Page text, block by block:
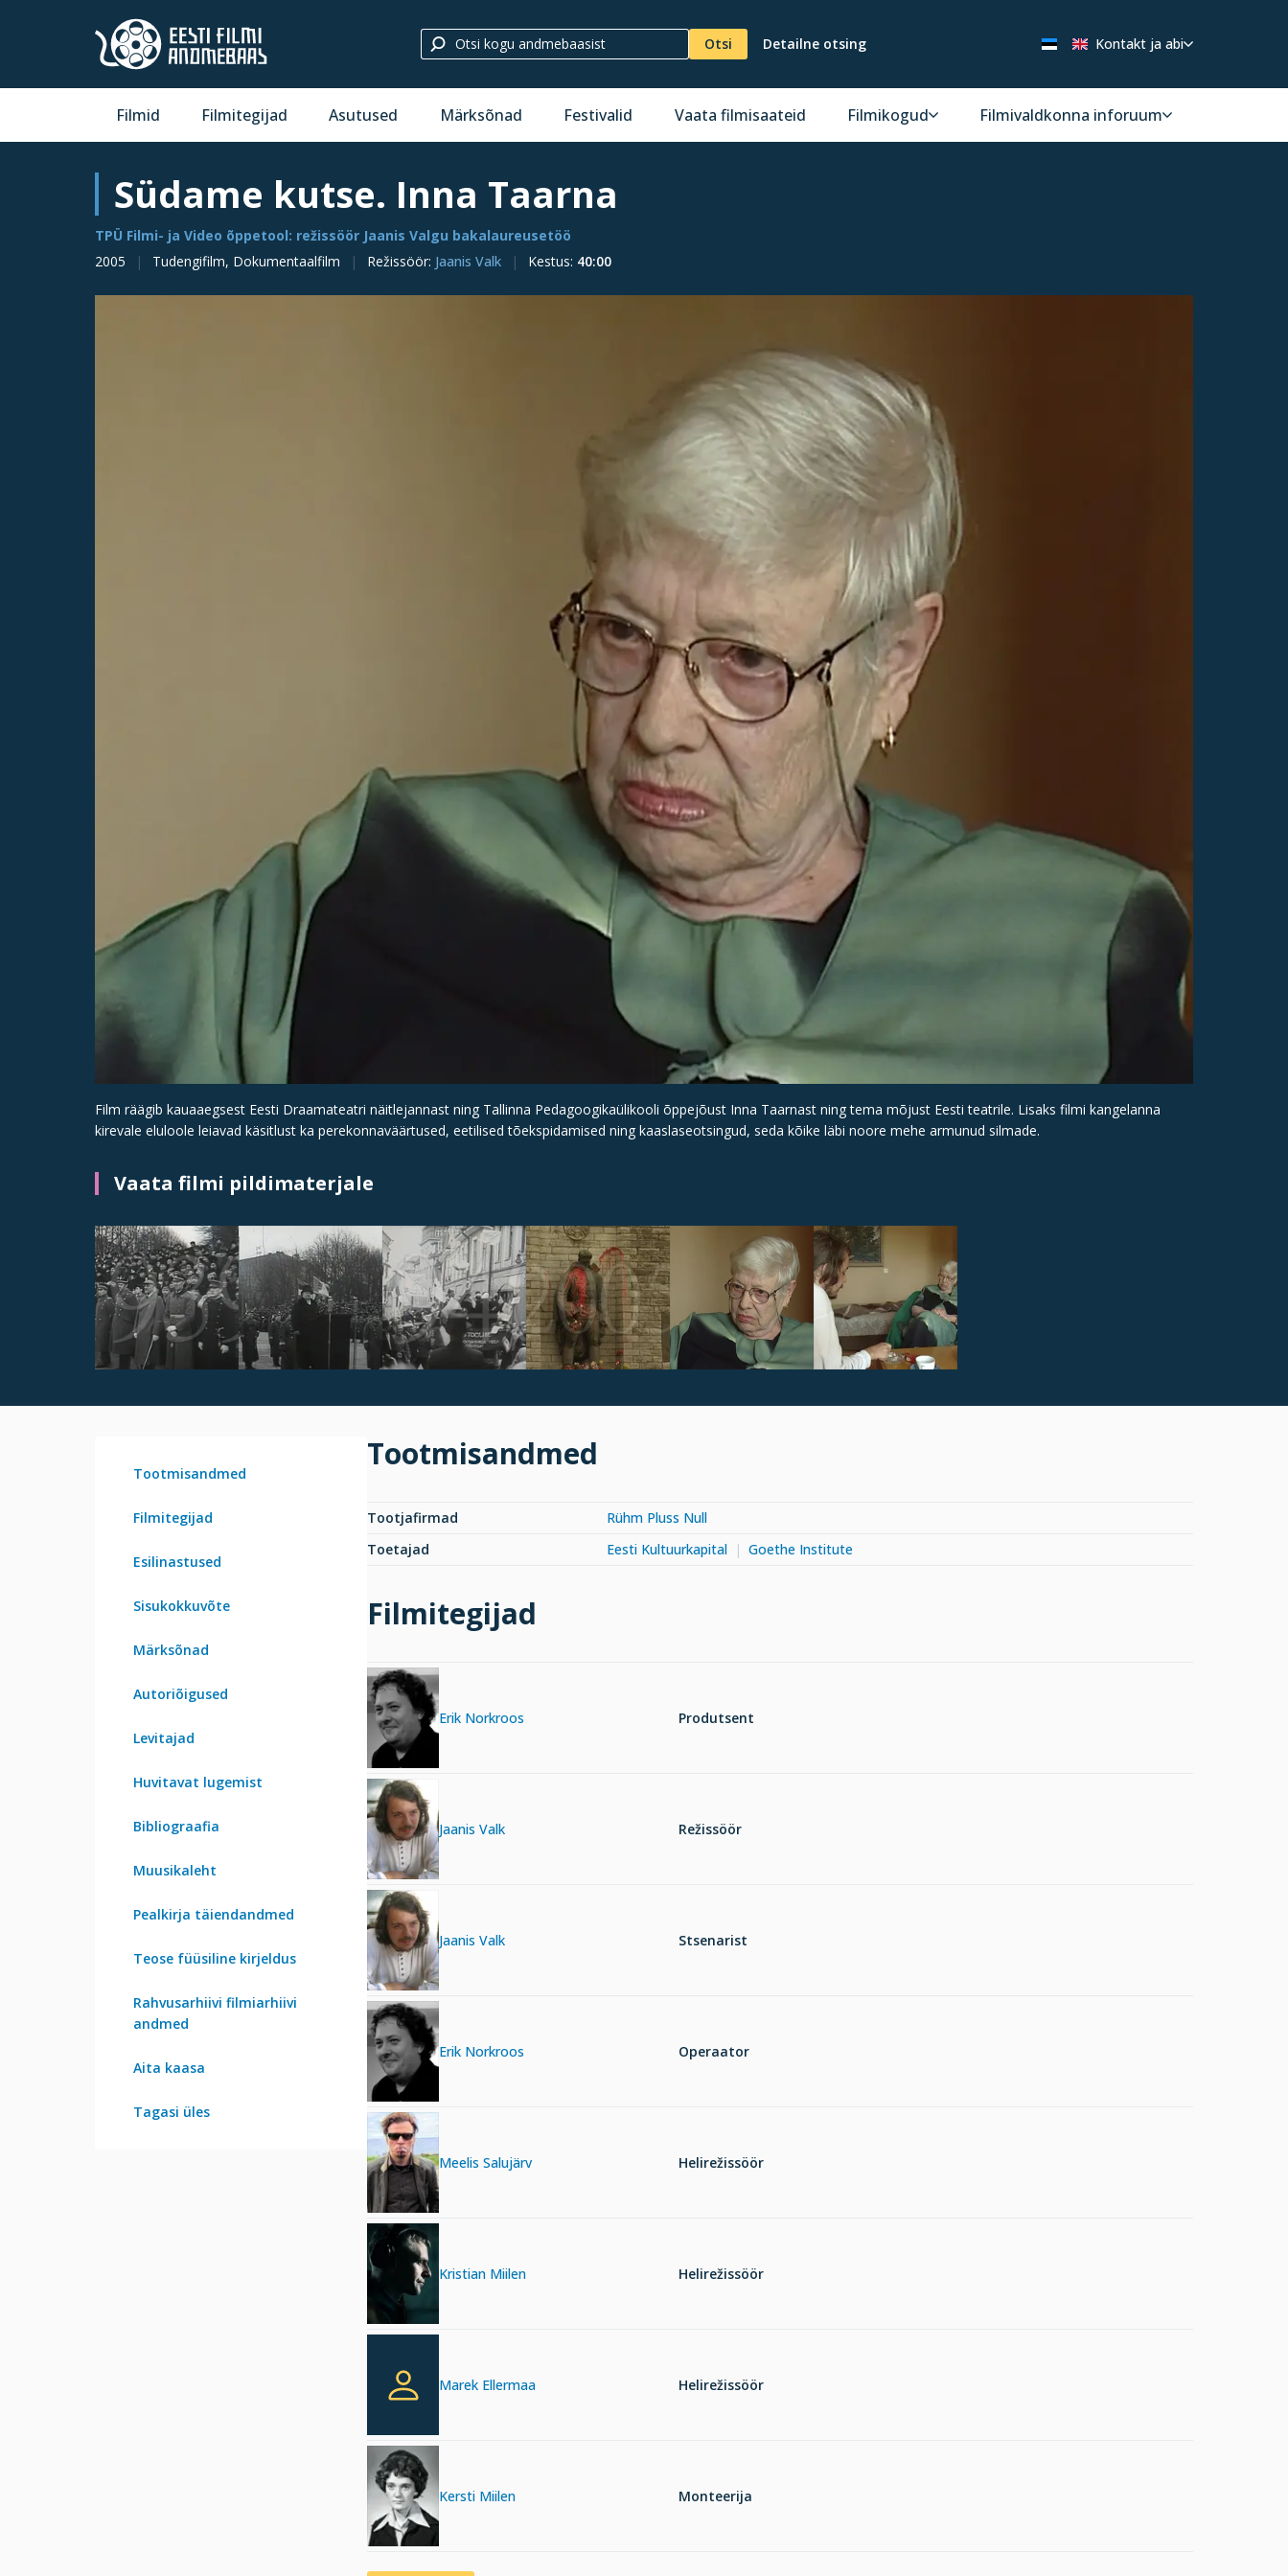
Otsi Detailne otsing Kontakt ja abi
Filmid Filmitegijad Asutused Märksõnad Festivalid Vaata filmisaateid Filmikogud Filmivaldkonna inforuum
Südame kutse. Inna Taarna
TPÜ Filmi- ja Video õppetool: režissöör Jaanis Valgu bakalaureusetöö
2005
Tudengifilm, Dokumentaalfilm Režissöör: Jaanis Valk Kestus: 40:00
Film räägib kauaaegsest Eesti Draamateatri näitlejannast ning Tallinna Pedagoogikaülikooli õppejõust Inna Taarnast ning tema mõjust Eesti teatrile. Lisaks filmi kangelanna
kirevale eluloole leiavad käsitlust ka perekonnaväärtused, eetilised tõekspidamised ning kaaslaseotsingud, seda kõike läbi noore mehe armunud silmade.
Vaata filmi pildimaterjale
Tootmisandmed
Filmitegijad
Esilinastused
Sisukokkuvõte
Märksõnad
Autoriõigused
Levitajad
Huvitavat lugemist
Bibliograafia
Muusikaleht
Pealkirja täiendandmed
Teose füüsiline kirjeldus
Rahvusarhiivi filmiarhiivi
andmed
Aita kaasa
Tagasi üles
Tootmisandmed
Tootjafirmad
Rühm Pluss Null
Toetajad
Eesti Kultuurkapital Goethe Institute
Filmitegijad
Erik Norkroos Produtsent
Jaanis Valk Režissöör
Jaanis Valk Stsenarist
Erik Norkroos Operaator
Meelis Salujärv Helirežissöör
Kristian Miilen Helirežissöör
Marek Ellermaa Helirežissöör
Kersti Miilen Monteerija